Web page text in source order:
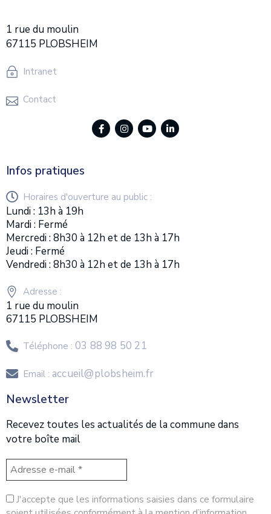
1 rue du moulin
67115 PLOBSHEIM
Intranet
Contact
Infos pratiques
Horaires d'ouverture au public :
Lundi : 13h à 19h
Mardi : Fermé
Mercredi : 8h30 à 12h et de 13h à 17h
Jeudi : Fermé
Vendredi : 8h30 à 12h et de 13h à 17h
Adresse :
1 rue du moulin
67115 PLOBSHEIM
Téléphone : 03 88 98 50 21
Email : accueil@plobsheim.fr
Newsletter
Recevez toutes les actualités de la commune dans
votre boîte mail
J'accepte que les informations saisies dans ce formulaire